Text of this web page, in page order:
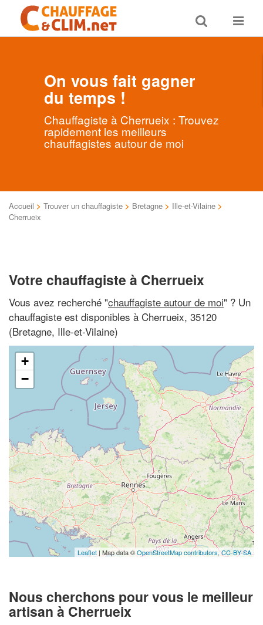
Toggle
search
Toggle
On vous fait gagner
du temps !
Chauffagiste à Cherrueix : Trouvez
rapidement les meilleurs
chauffagistes autour de moi
Accueil > Trouver un chauffagiste > Bretagne > Ille-et-Vilaine >
Cherrueix
Votre chauffagiste à Cherrueix
Vous avez recherché "chauffagiste autour de moi" ? Un
chauffagiste est disponibles à Cherrueix, 35120
(Bretagne, Ille-et-Vilaine)
+
−
Leaflet | Map data ©OpenStreetMap contributors,CC-BY-SA
Nous cherchons pour vous le meilleur
artisan à Cherrueix